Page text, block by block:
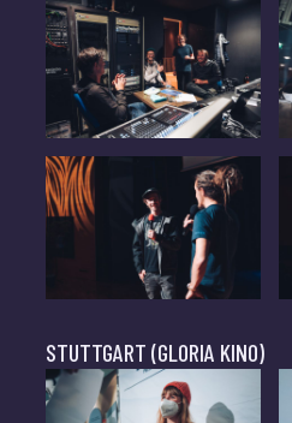
STUTTGART (GLORIA KINO)